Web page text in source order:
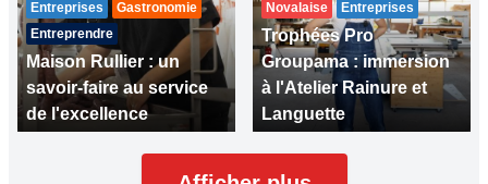
Entreprises
Gastronomie
Entreprendre
Maison Rullier : un
savoir-faire au service
de l'excellence
Novalaise Entreprises
Trophées Pro
Groupama : immersion
à l'Atelier Rainure et
Languette